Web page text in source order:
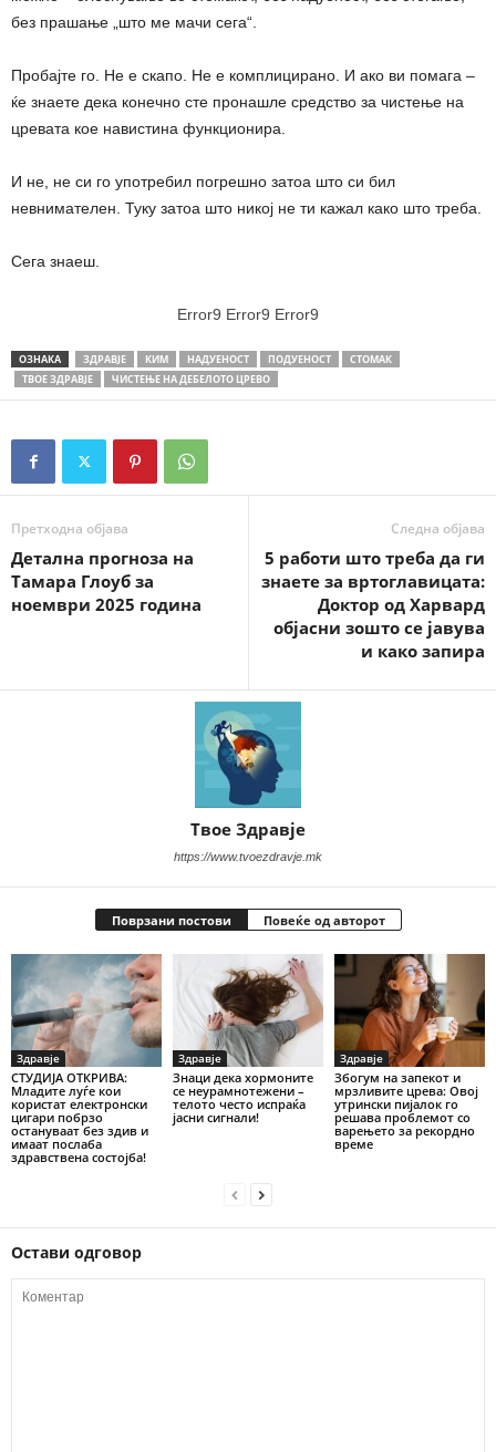
без прашање „што ме мачи сега“.
Пробајте го. Не е скапо. Не е комплицирано. И ако ви помага –
ќе знаете дека конечно сте пронашле средство за чистење на
цревата кое навистина функционира.
И не, не си го употребил погрешно затоа што си бил
невнимателен. Туку затоа што никој не ти кажал како што треба.
Сега знаеш.
Error9 Error9 Error9
ОЗНАКА ЗДРАВЈЕ КИМ НАДУЕНОСТ ПОДУЕНОСТ
СТОМАК
ТВОЕ ЗДРАВЈЕ
ЧИСТЕЊЕ НА ДЕБЕЛОТО ЦРЕВО
Претходна објава
Детална прогноза на
Тамара Глоуб за
ноември 2025 година
Следна објава
5 работи што треба да ги
знаете за вртоглавицата:
Доктор од Харвард
објасни зошто се јавува
и како запира
Твое Здравје
https://www.tvoezdravje.mk
Поврзани постови Повеќе од авторот
Здравје
СТУДИЈА ОТКРИВА:
Младите луѓе кои
користат електронски
цигари побрзо
остануваат без здив и
имаат послаба
здравствена состојба!
Здравје
Знаци дека хормоните
се неурамнотежени –
телото често испраќа
јасни сигнали!
Здравје
Збогум на запекот и
мрзливите црева: Овој
утрински пијалок го
решава проблемот со
варењето за рекордно
време
Остави одговор